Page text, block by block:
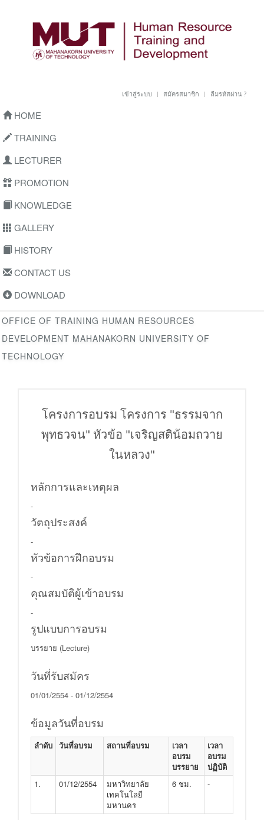
เข้าสู่ระบบ สมัครสมาชิก ลืมรหัสผ่าน ?
HOME
TRAINING
LECTURER
PROMOTION
KNOWLEDGE
GALLERY
HISTORY
CONTACT US
DOWNLOAD
OFFICE OF TRAINING HUMAN RESOURCES
DEVELOPMENT MAHANAKORN UNIVERSITY OF
TECHNOLOGY
โครงการอบรม โครงการ "ธรรมจาก
พุทธวจน" หัวข้อ "เจริญสติน้อมถวาย
ในหลวง"
หลักการและเหตุผล
-
วัตถุประสงค์
-
หัวข้อการฝีกอบรม
-
คุณสมบัติผู้เข้าอบรม
-
รูปแบบการอบรม
บรรยาย (Lecture)
วันที่รับสมัคร
01/01/2554 - 01/12/2554
ข้อมูลวันที่อบรม
ลำดับ วันที่อบรม สถานที่อบรม
เวลา
อบรม
บรรยาย
เวลา
อบรม
ปฏิบัติ
1.
01/12/2554
มหาวิทยาลัย
เทคโนโลยี
มหานคร
6 ชม. -